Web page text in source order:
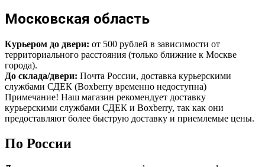
Московская область
Курьером до двери: от 500 рублей в зависимости от
территориального расстояния (только ближние к Москве
города).
До склада/двери: Почта России, доставка курьерскими
службами СДЕК (Boxberry временно недоступна)
Примечание! Наш магазин рекомендует доставку
курьерскими службами СДЕК и Boxberry, так как они
предоставляют более быструю доставку и приемлемые цены.
По России